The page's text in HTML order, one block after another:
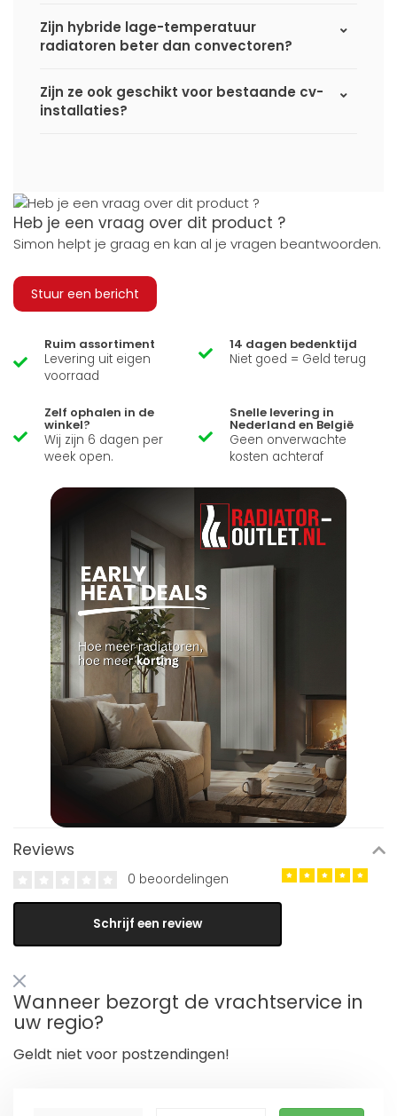
Zijn hybride lage-temperatuur
radiatoren beter dan convectoren?
Zijn ze ook geschikt voor bestaande cv-
installaties?
Heb je een vraag over dit product ?
Simon helpt je graag en kan al je vragen beantwoorden.
Stuur een bericht
Ruim assortiment
Levering uit eigen
voorraad
14 dagen bedenktijd
Niet goed = Geld terug
Zelf ophalen in de
winkel?
Wij zijn 6 dagen per
week open.
Snelle levering in
Nederland en België
Geen onverwachte
kosten achteraf
Reviews
0 beoordelingen
Schrijf een review
Wanneer bezorgt de vrachtservice in
uw regio?
Geldt niet voor postzendingen!